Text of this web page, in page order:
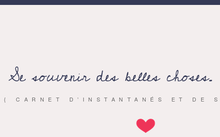
Se souvenir des belles choses.
{ CARNET D’INSTANTANÉS ET DE